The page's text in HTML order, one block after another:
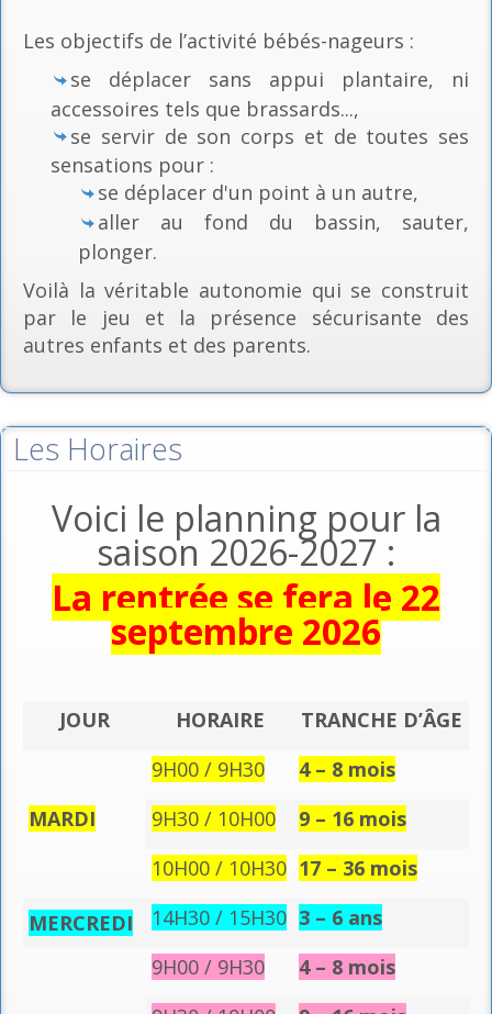
Les objectifs de l’activité bébés-nageurs :
se déplacer sans appui plantaire, ni
accessoires tels que brassards...,
se servir de son corps et de toutes ses
sensations pour :
se déplacer d'un point à un autre,
aller au fond du bassin, sauter,
plonger.
Voilà la véritable autonomie qui se construit
par le jeu et la présence sécurisante des
autres enfants et des parents.
Les Horaires
Voici le planning pour la
saison 2026-2027 :
La rentrée se fera le 22
septembre 2026
JOUR HORAIRE TRANCHE D’ÂGE
MARDI
9H00 / 9H30
4 – 8 mois
9H30 / 10H00
9 – 16 mois
10H00 / 10H30 17 – 36 mois
MERCREDI 14H30 / 15H30 3 – 6 ans
9H00 / 9H30
4 – 8 mois